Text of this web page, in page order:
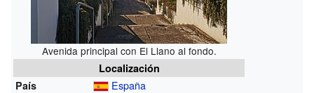
Avenida principal con El Llano al fondo.
Localización
País
España